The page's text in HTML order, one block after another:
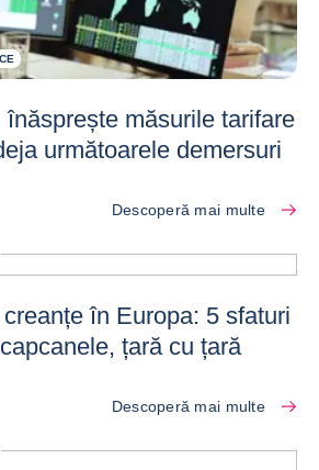
măsurile tarifare
următoarele demersuri
Descoperă mai multe
în Europa: 5 sfaturi
țară cu țară
Descoperă mai multe